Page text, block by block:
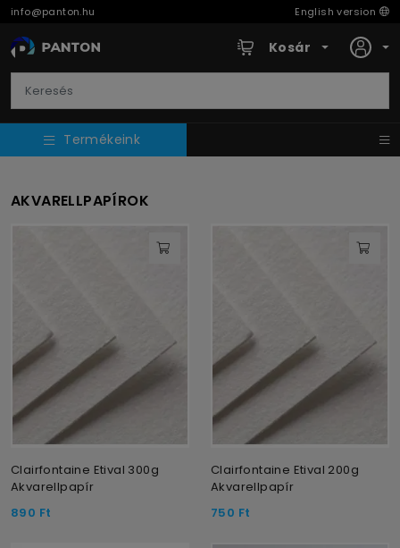
info@panton.hu English version
Kosár
Termékeink
AKVARELLPAPÍROK
Clairfontaine Etival 300g
Akvarellpapír
890 Ft
Clairfontaine Etival 200g
Akvarellpapír
750 Ft